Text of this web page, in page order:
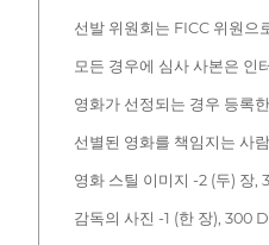
선발 위원회는 FICC 위원으
모든 경우에 심사 사본은 인
영화가 선정되는 경우 등록
선별된 영화를 책임지는 사
영화 스틸 이미지 -2 (두) 장,
감독의 사진 -1 (한 장), 300